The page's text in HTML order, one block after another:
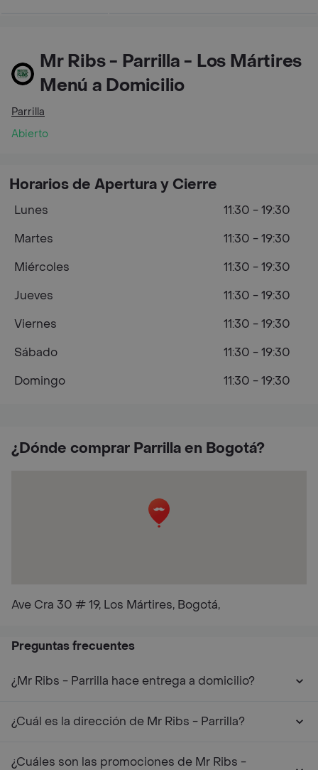
Mr Ribs - Parrilla - Los Mártires
Menú a Domicilio
Parrilla
Abierto
¿Dónde comprar Parrilla en Bogotá?
Ave Cra 30 # 19, Los Mártires, Bogotá,
Horarios de Apertura y Cierre
Lunes
11:30 - 19:30
Martes
11:30 - 19:30
Miércoles
11:30 - 19:30
Jueves
11:30 - 19:30
Viernes
11:30 - 19:30
Sábado
11:30 - 19:30
Domingo
11:30 - 19:30
Preguntas frecuentes
¿Mr Ribs - Parrilla hace entrega a domicilio?
¿Cuál es la dirección de Mr Ribs - Parrilla?
¿Cuáles son las promociones de Mr Ribs -